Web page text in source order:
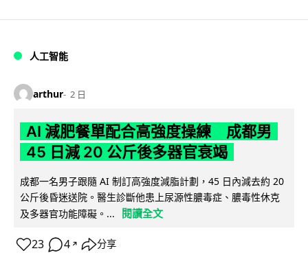
人工智能
arthur 2 日
AI 減肥餐單配合高強度操練 成都男
45 日減 20 公斤後多器官衰竭
成都一名男子跟隨 AI 制訂高強度減脂計劃，45 日內減去約 20
公斤後昏迷送院。醫生診斷他患上尿源性膿毒症、膿毒性休克
及多器官功能障礙。...
閱讀全文
23 4 ↗ 分享